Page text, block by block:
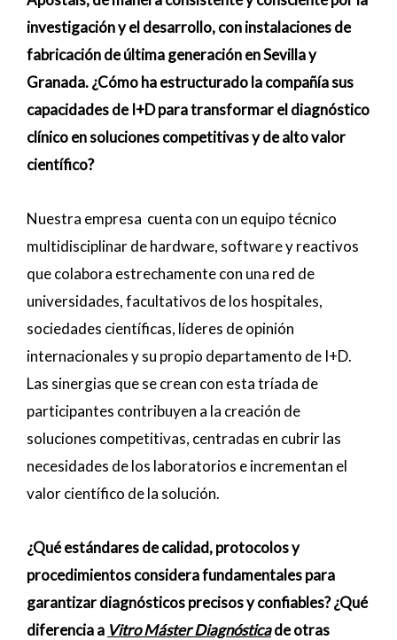
investigación y el desarrollo, con instalaciones de
fabricación de última generación en Sevilla y
Granada. ¿Cómo ha estructurado la compañía sus
capacidades de I+D para transformar el diagnóstico
clínico en soluciones competitivas y de alto valor
científico?
Nuestra empresa cuenta con un equipo técnico
multidisciplinar de hardware, software y reactivos
que colabora estrechamente con una red de
universidades, facultativos de los hospitales,
sociedades científicas, líderes de opinión
internacionales y su propio departamento de I+D.
Las sinergias que se crean con esta tríada de
participantes contribuyen a la creación de
soluciones competitivas, centradas en cubrir las
necesidades de los laboratorios e incrementan el
valor científico de la solución.
¿Qué estándares de calidad, protocolos y
procedimientos considera fundamentales para
garantizar diagnósticos precisos y confiables? ¿Qué
diferencia a Vitro Máster Diagnósticade otras